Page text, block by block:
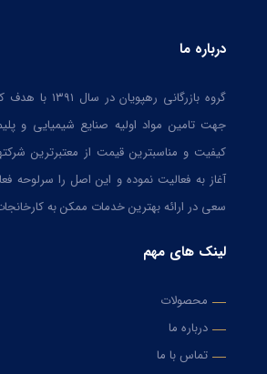
درباره ما
گروه بازرگانی
جهت تامین مواد اولیه صنایع شیمیایی و
کیفیت و مناسبترین قیمت از معتبرترین
آغاز به فعالیت نموده و این اصل را سرلوحه
سعی در ارائه بهترین خدمات ممکن به
لینک های مهم
محصولات
درباره ما
تماس با ما